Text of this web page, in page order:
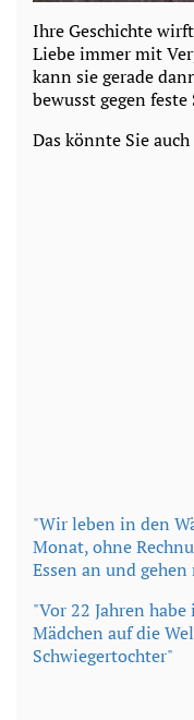
Ihre Geschichte
Liebe immer mit
kann sie gerade
bewusst gegen
Das könnte Sie
"Wir leben in den
Monat, ohne
Essen an und
"Vor 22 Jahren
Mädchen auf die
Schwiegertochter"